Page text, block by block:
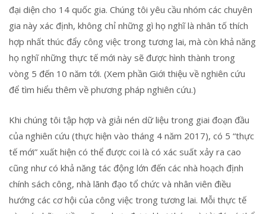
đại diện cho 14 quốc gia. Chúng tôi yêu cầu nhóm các chuyên
gia này xác định, không chỉ những gì họ nghĩ là nhân tố thích
hợp nhất thúc đẩy công việc trong tương lai, mà còn khả năng
họ nghĩ những thực tế mới này sẽ được hình thành trong
vòng 5 đến 10 năm tới. (Xem phần Giới thiệu về nghiên cứu
để tìm hiểu thêm về phương pháp nghiên cứu.)
Khi chúng tôi tập hợp và giải nén dữ liệu trong giai đoạn đầu
của nghiên cứu (thực hiện vào tháng 4 năm 2017), có 5 “thực
tế mới” xuất hiện có thể được coi là có xác suất xảy ra cao
cũng như có khả năng tác động lớn đến các nhà hoạch định
chính sách công, nhà lãnh đạo tổ chức và nhân viên điều
hướng các cơ hội của công việc trong tương lai. Mỗi thực tế